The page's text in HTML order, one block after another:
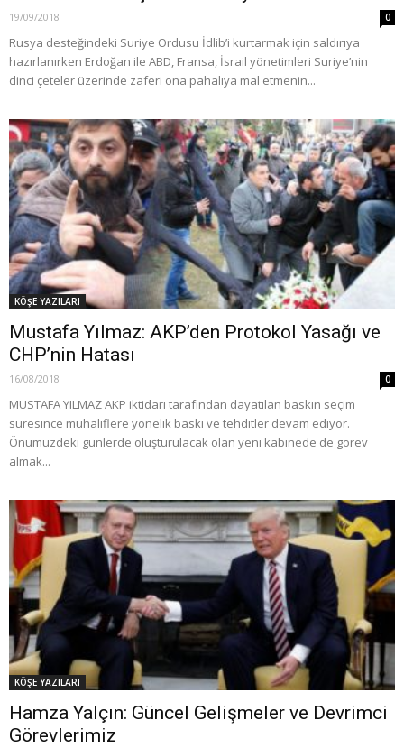
19/09/2018 0
Rusya desteğindeki Suriye Ordusu İdlib’i kurtarmak için saldırıya
hazırlanırken Erdoğan ile ABD, Fransa, İsrail yönetimleri Suriye’nin
dinci çeteler üzerinde zaferi ona pahalıya mal etmenin...
KÖŞE YAZILARI
Mustafa Yılmaz: AKP’den Protokol Yasağı ve
CHP’nin Hatası
16/08/2018 0
MUSTAFA YILMAZ AKP iktidarı tarafından dayatılan baskın seçim
süresince muhaliflere yönelik baskı ve tehditler devam ediyor.
Önümüzdeki günlerde oluşturulacak olan yeni kabinede de görev
almak...
KÖŞE YAZILARI
Hamza Yalçın: Güncel Gelişmeler ve Devrimci
Görevlerimiz